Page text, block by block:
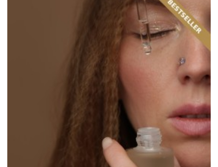
- appréciée pour ses propriétés
nourrissantes, elle adoucit les lèvres et améliore leur
aspect, apportant douceur et souplesse.
Helianthus Annuus (Sunflower) Seed Oil, Cera Alba (Beeswax),
Cocos Nucifera (Coconut) Oil, Theobroma Cacao (Cocoa) Seed
Butter, Prunus Armeniaca (Apricot) Kernel Oil, Daucus Carota